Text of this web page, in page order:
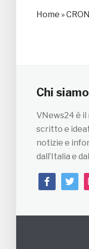
Home »
Chi siamo
VNews24 è
scritto e
notizie e
dall’Italia e
facebooktwitter